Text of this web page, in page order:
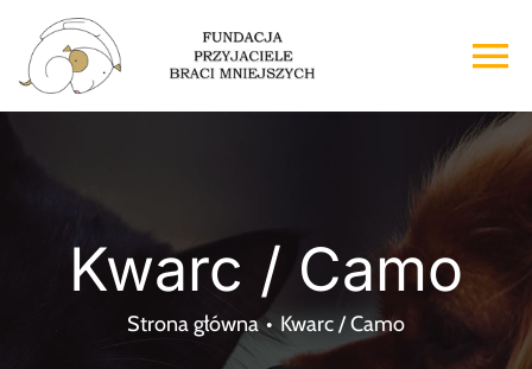
Przejdź
zawartości
Kwarc / Camo
Strona główna Kwarc / Camo